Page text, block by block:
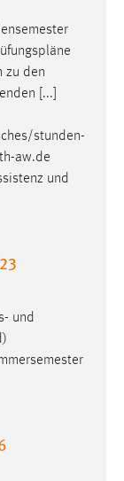
zu den
[...]
stunden-
aw.de
und
und